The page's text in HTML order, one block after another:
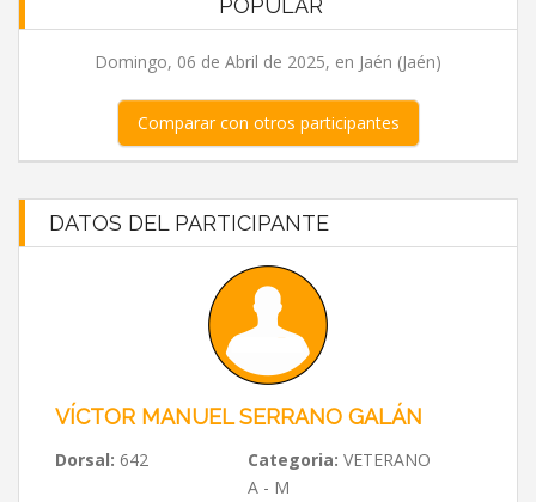
POPULAR
Domingo, 06 de Abril de 2025, en Jaén (Jaén)
Comparar con otros participantes
DATOS DEL PARTICIPANTE
VÍCTOR MANUEL SERRANO GALÁN
Dorsal: 642 Categoria: VETERANO
A - M